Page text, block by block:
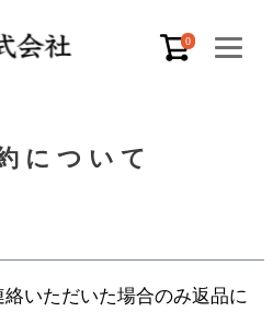
0
について
いただいた場合のみ返品に